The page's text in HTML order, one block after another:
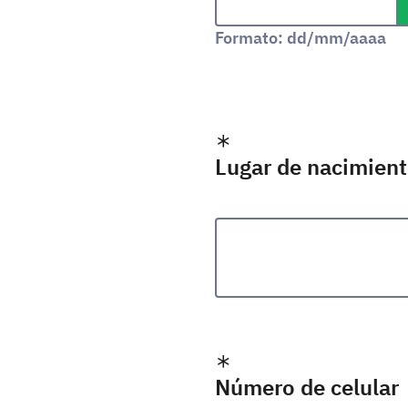
Formato: dd/mm/aaaa
Lugar de
Número de celular